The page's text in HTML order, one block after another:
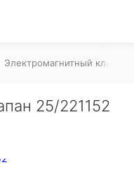
Электромагнитный клапан
25/221152